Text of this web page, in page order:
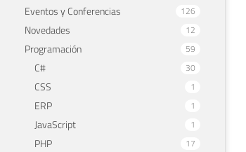
Eventos y Conferencias 126
Novedades 12
Programación 59
C# 30
CSS 1
ERP 1
JavaScript 1
PHP 17